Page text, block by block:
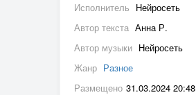
Исполнитель Нейросеть
Автор текста Анна Р.
Автор музыки Нейросеть
Жанр Разное
Размещено 31.03.2024 20:48